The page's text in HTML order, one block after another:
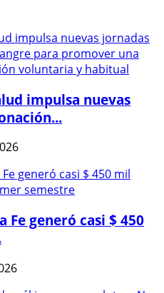
impulsa nuevas
Fe generó casi $ 450